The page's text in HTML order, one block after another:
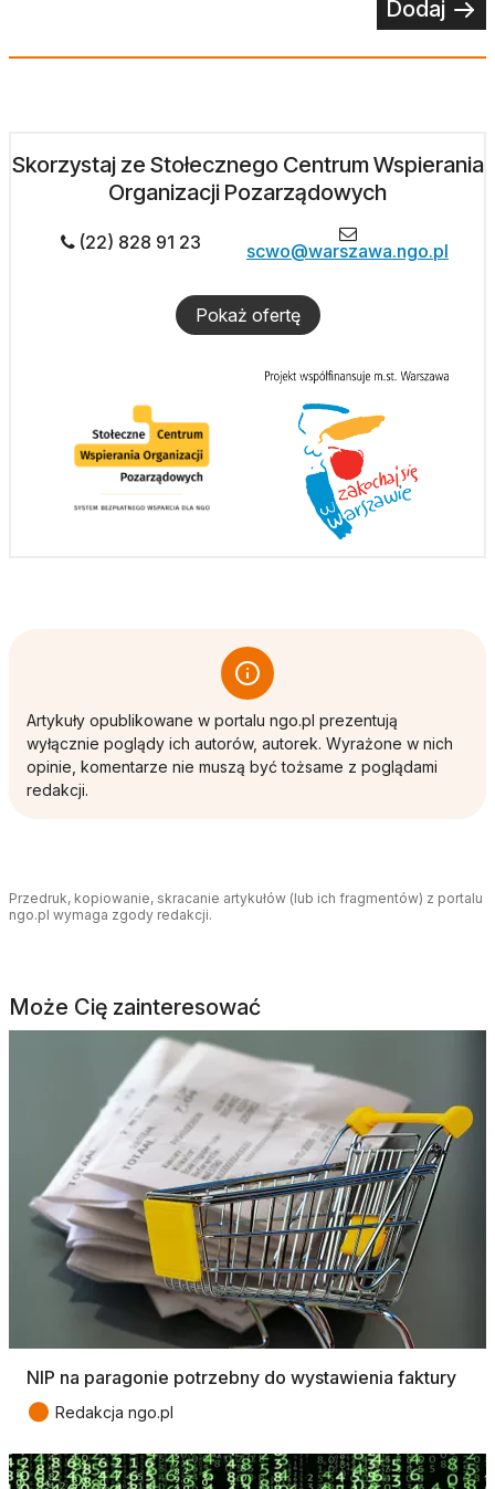
Dodaj
Skorzystaj ze Stołecznego Centrum Wspierania
Organizacji Pozarządowych
(22) 828 91 23 scwo@warszawa.ngo.pl
Pokaż ofertę
Artykuły opublikowane w portalu ngo.pl prezentują
wyłącznie poglądy ich autorów, autorek. Wyrażone w nich
opinie, komentarze nie muszą być tożsame z poglądami
redakcji.
Przedruk, kopiowanie, skracanie artykułów (lub ich fragmentów) z portalu
ngo.pl wymaga zgody redakcji.
Może Cię zainteresować
NIP na paragonie potrzebny do wystawienia faktury
● Redakcja ngo.pl